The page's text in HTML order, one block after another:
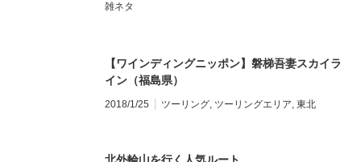
雑ネタ
【ワインディングニッポン】磐梯吾妻スカイラ
イン（福島県）
2018/1/25 ツーリング, ツーリングエリア, 東北